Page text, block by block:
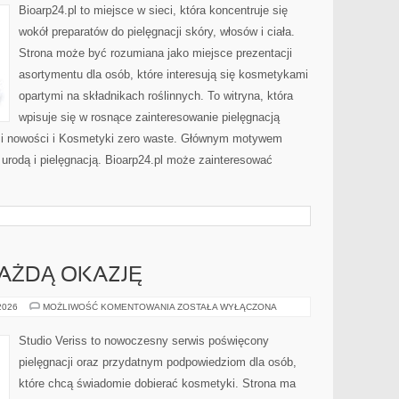
PROBLEMATYCZNA
Bioarp24.pl to miejsce w sieci, która koncentruje się
wokół preparatów do pielęgnacji skóry, włosów i ciała.
Strona może być rozumiana jako miejsce prezentacji
asortymentu dla osób, które interesują się kosmetykami
opartymi na składnikach roślinnych. To witryna, która
wpisuje się w rosnące zainteresowanie pielęgnacją
i Kosmetyki zero waste. Głównym motywem
i pielęgnacją. Bioarp24.pl może zainteresować
OKAZJĘ
MOŻLIWOŚĆ KOMENTOWANIA STYLIZACJE
OKAZJĘ
ZOSTAŁA WYŁĄCZONA
Studio Veriss to nowoczesny serwis poświęcony
pielęgnacji oraz przydatnym podpowiedziom dla osób,
które chcą świadomie dobierać kosmetyki. Strona ma